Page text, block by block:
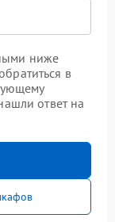
ниже
в
ответ на